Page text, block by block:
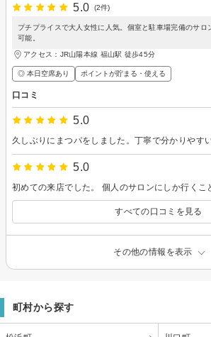
5.0
(2件)
プチプライスで大人女性に人気。個室と駐車場完備のサロ
可能。
アクセス：JR山陽本線 福山駅 徒歩45分
◎ 本日空席あり ポイントが貯まる・使える
口コミ
5.0
5.0
すべての口コミを見る
その他の情報を表示
町村から探す